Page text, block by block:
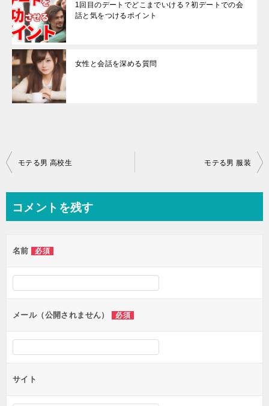
1回目のデートでどこまでいける？初デートでの会
話と気をつけるポイント
女性と会話を深める質問
投
ビ
ー
シ
ン
モテる男 高校生 モテる男 服装
コメントを残す
名前 必須
メール（公開されません） 必須
サイト